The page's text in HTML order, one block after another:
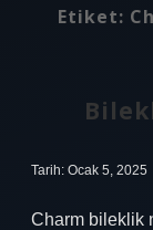
Etiket:
Tarih: Ocak 5, 2025
Charm bileklik